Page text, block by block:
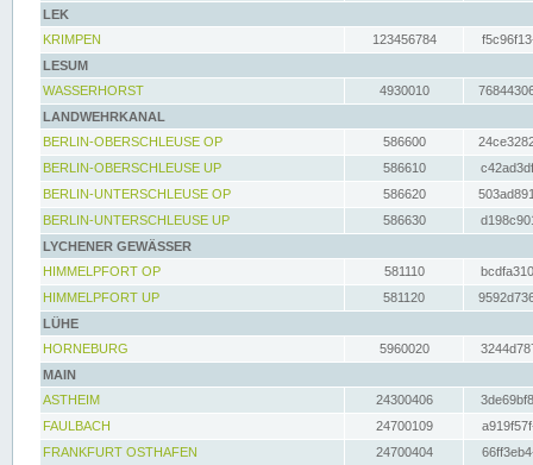
LEK
KRIMPEN
123456784
LESUM
WASSERHORST
4930010
LANDWEHRKANAL
BERLIN-OBERSCHLEUSE OP
586600
BERLIN-OBERSCHLEUSE UP
586610
BERLIN-UNTERSCHLEUSE OP
586620
BERLIN-UNTERSCHLEUSE UP
586630
LYCHENER GEWÄSSER
HIMMELPFORT OP
581110
HIMMELPFORT UP
581120
LÜHE
HORNEBURG
5960020
MAIN
ASTHEIM
24300406
FAULBACH
24700109
FRANKFURT OSTHAFEN
24700404